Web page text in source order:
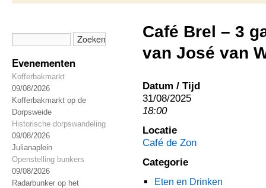
Evenementen
Kofferbakmarkt
09/08/2026
Kofferbakmarkt op de
Dorpsweide
Historische dorpswandeling
09/08/2026
Julianaplein
Openstelling bunkers
09/08/2026
Radarbunker op het
Café Brel – 3
van José van
Datum / Tijd
31/08/2025
18:00
Locatie
Café de Zon
Categorie
Eten en Drinken